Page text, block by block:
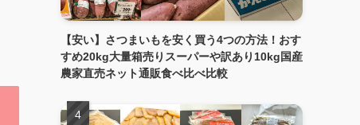
【安い】さつまいもを安く買う4つの方法！おす
すめ20kg大量箱売りスーパーや訳あり10kg国産
農家直売ネット通販食べ比べ比較